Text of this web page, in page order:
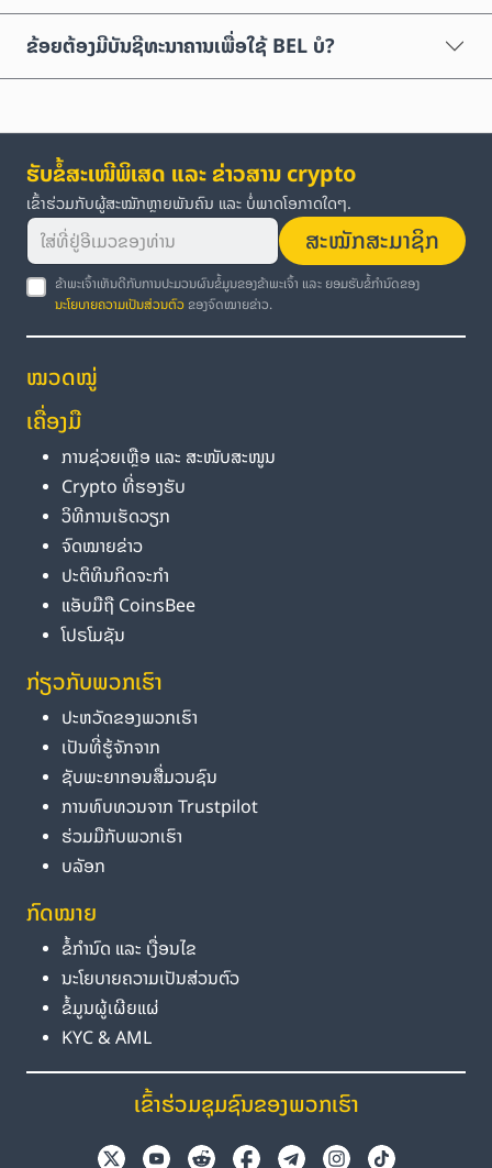
ຂ້ອຍຕ້ອງມີບັນຊີທະນາຄານເພື່ອໃຊ້ BEL ບໍ?
ຮັບຂໍ້ສະເໜີພິເສດ ແລະ ຂ່າວສານ crypto
ເຂົ້າຮ່ວມກັບຜູ້ສະໝັກຫຼາຍພັນຄົນ ແລະ ບໍ່ພາດໂອກາດໃດໆ.
ສະໝັກສະມາຊິກ
ຂ້າພະເຈົ້າເຫັນດີກັບການປະມວນຜົນຂໍ້ມູນຂອງຂ້າພະເຈົ້າ ແລະ ຍອມຮັບຂໍ້ກຳນົດຂອງ
ນະໂຍບາຍຄວາມເປັນສ່ວນຕົວ ຂອງຈົດໝາຍຂ່າວ.
ໝວດໝູ່
ເຄື່ອງມື
ການຊ່ວຍເຫຼືອ ແລະ ສະໜັບສະໜູນ
Crypto ທີ່ຮອງຮັບ
ວິທີການເຮັດວຽກ
ຈົດໝາຍຂ່າວ
ປະຕິທິນກິດຈະກຳ
ແອັບມືຖື CoinsBee
ໂປຣໂມຊັນ
ກ່ຽວກັບພວກເຮົາ
ປະຫວັດຂອງພວກເຮົາ
ເປັນທີ່ຮູ້ຈັກຈາກ
ຊັບພະຍາກອນສື່ມວນຊົນ
ການທົບທວນຈາກ Trustpilot
ຮ່ວມມືກັບພວກເຮົາ
ບລັອກ
ກົດໝາຍ
ຂໍ້ກຳນົດ ແລະ ເງື່ອນໄຂ
ນະໂຍບາຍຄວາມເປັນສ່ວນຕົວ
ຂໍ້ມູນຜູ້ເຜີຍແຜ່
KYC & AML
ເຂົ້າຮ່ວມຊຸມຊົນຂອງພວກເຮົາ